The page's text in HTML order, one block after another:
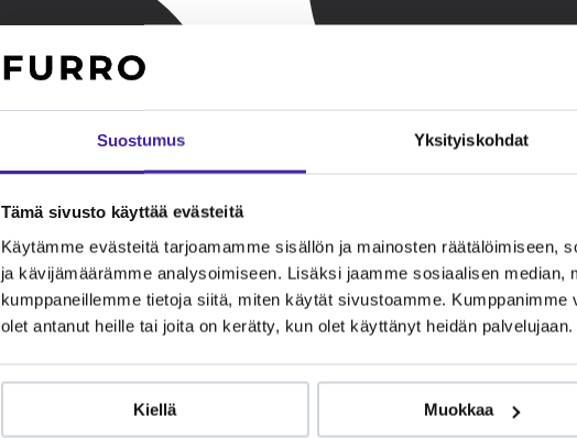
Suostumus Yksityiskohdat
Tämä sivusto käyttää evästeitä
Käytämme evästeitä tarjoamamme sisällön ja mainosten räätälöimiseen,
ja kävijämäärämme analysoimiseen. Lisäksi jaamme sosiaalisen median,
kumppaneillemme tietoja siitä, miten käytät sivustoamme.
olet antanut heille tai joita on kerätty, kun olet käyttänyt heidän palvelujaan.
Kiellä Muokkaa